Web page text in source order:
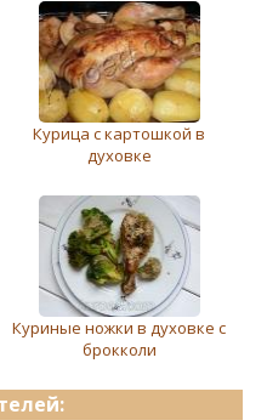
Курица с картошкой в
духовке
Куриные ножки в духовке с
брокколи